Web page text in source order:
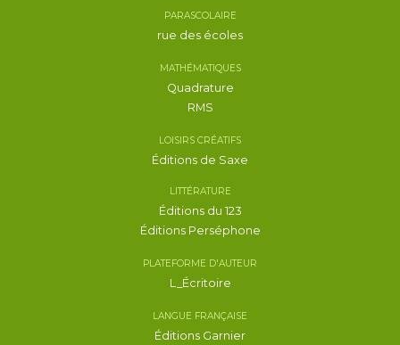
PARASCOLAIRE
rue des écoles
MATHÉMATIQUES
Quadrature
RMS
LOISIRS CRÉATIFS
Éditions de Saxe
LITTÉRATURE
Éditions du 123
Éditions Perséphone
PLATEFORME D'AUTEUR
L_Écritoire
LANGUE FRANÇAISE
Éditions Garnier